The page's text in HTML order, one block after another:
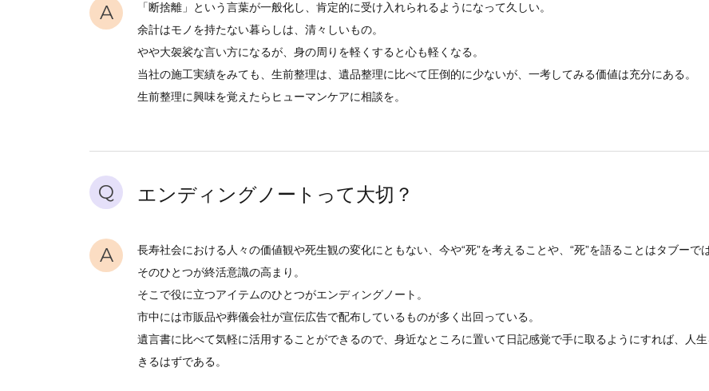
A
「断捨離」という言葉が一般化し、肯定的に受け入れられるようになって久しい。
余計はモノを持たない暮らしは、清々しいもの。
やや大袈裟な言い方になるが、身の周りを軽くすると心も軽くなる。
当社の施工実績をみても、生前整理は、遺品整理に比べて圧倒的に少ないが、一考してみる価値は充分にある。
生前整理に興味を覚えたらヒューマンケアに相談を。
Q エンディングノートって大切？
A
長寿社会における人々の価値観や死生観の変化にともない、今や“死”を考えることや、“死”を語ることはタブーで
そのひとつが終活意識の高まり。
そこで役に立つアイテムのひとつがエンディングノート。
市中には市販品や葬儀会社が宣伝広告で配布しているものが多く出回っている。
遺言書に比べて気軽に活用することができるので、身近なところに置いて日記感覚で手に取るようにすれば、人
きるはずである。